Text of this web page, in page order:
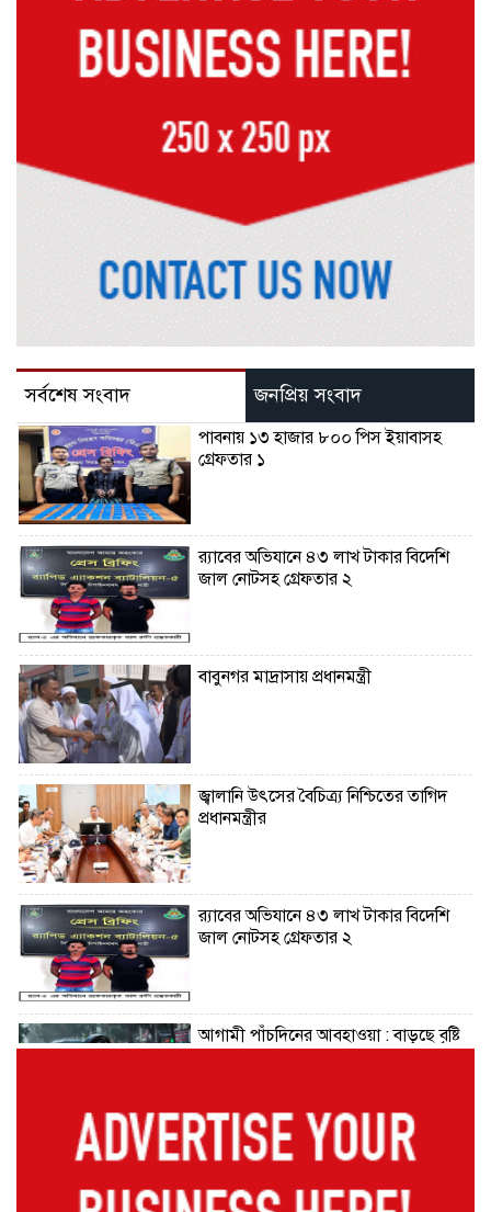
সর্বশেষ সংবাদ জনপ্রিয় সংবাদ
পাবনায় ১৩ হাজার ৮০০ পিস ইয়াবাসহ
গ্রেফতার ১
র‌্যাবের অভিযানে ৪৩ লাখ টাকার বিদেশি
জাল নোটসহ গ্রেফতার ২
বাবুনগর মাদ্রাসায় প্রধানমন্ত্রী
জ্বালানি উৎসের বৈচিত্র্য নিশ্চিতের তাগিদ
প্রধানমন্ত্রীর
র‌্যাবের অভিযানে ৪৩ লাখ টাকার বিদেশি
জাল নোটসহ গ্রেফতার ২
আগামী পাঁচদিনের আবহাওয়া : বাড়ছে বৃষ্টি
কক্সবাজারের মাতারবাড়ী পৌঁছেছেন